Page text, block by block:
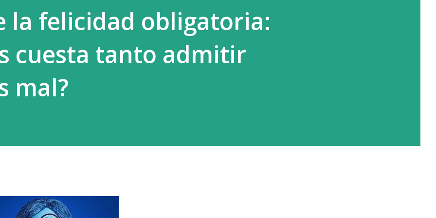
que funcionaba mejor. La segunda
y le otorga más fuerza. Parece que
la felicidad obligatoria:
cuesta tanto admitir
mal?